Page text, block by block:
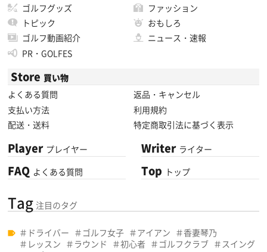
ゴルフグッズ
ファッション
トピック
おもしろ
ゴルフ動画紹介
ニュース・速報
PR・GOLFES
Store 買い物
よくある質問
返品・キャンセル
支払い方法
利用規約
配送・送料
特定商取引法に基づく表示
Player プレイヤー
FAQ よくある質問
Writer ライター
Top トップ
Tag 注目のタグ
ドライバー ゴルフ女子 アイアン
香妻琴乃
レッスン
ラウンド 初心者 ゴルフクラブ
スイング